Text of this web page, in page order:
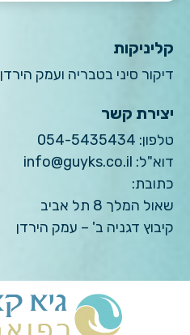
קליניקות
דיקור סיני בטבריה ועמק הירדן
יצירת קשר
טלפון: 054-5435434
דוא"ל: info@guyks.co.il
כתובת:
שאול המלך 8 תל אביב
קיבוץ דגניה ב' – עמק הירדן